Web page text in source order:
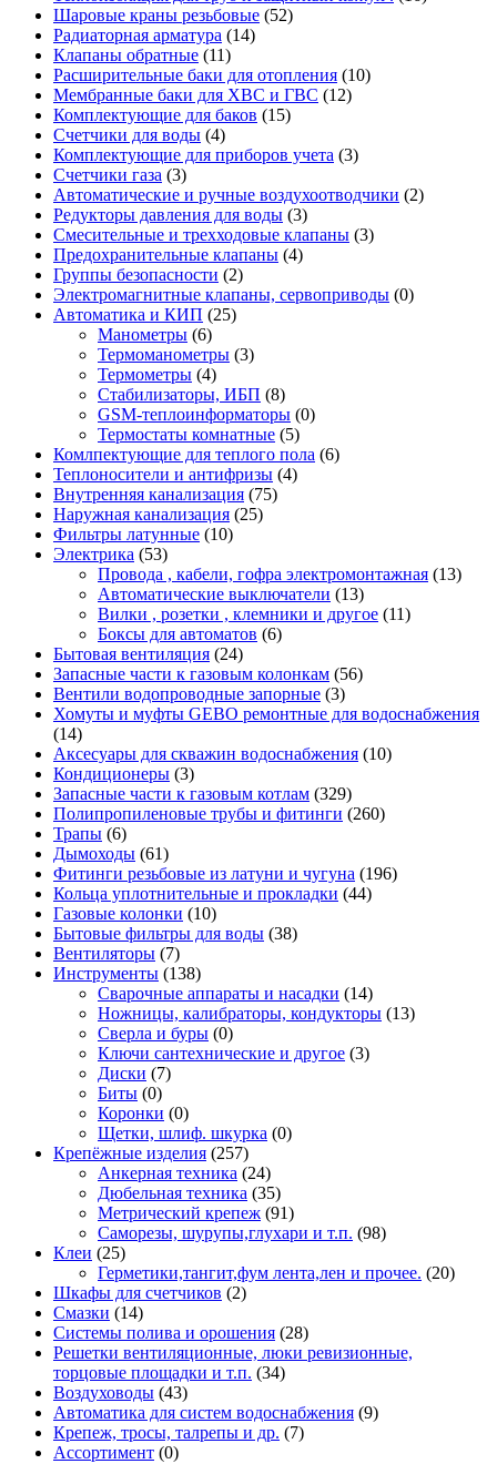
Шаровые краны резьбовые (52)
Радиаторная арматура (14)
Клапаны обратные (11)
Расширительные баки для отопления (10)
Мембранные баки для ХВС и ГВС (12)
Комплектующие для баков (15)
Счетчики для воды (4)
Комплектующие для приборов учета (3)
Счетчики газа (3)
Автоматические и ручные воздухоотводчики (2)
Редукторы давления для воды (3)
Смесительные и трехходовые клапаны (3)
Предохранительные клапаны (4)
Группы безопасности (2)
Электромагнитные клапаны, сервоприводы (0)
Автоматика и КИП (25)
Манометры (6)
Термоманометры (3)
Термометры (4)
Стабилизаторы, ИБП (8)
GSM-теплоинформаторы (0)
Термостаты комнатные (5)
Комлпектующие для теплого пола (6)
Теплоносители и антифризы (4)
Внутренняя канализация (75)
Наружная канализация (25)
Фильтры латунные (10)
Электрика (53)
Провода , кабели, гофра электромонтажная (13)
Автоматические выключатели (13)
Вилки , розетки , клемники и другое (11)
Боксы для автоматов (6)
Бытовая вентиляция (24)
Запасные части к газовым колонкам (56)
Вентили водопроводные запорные (3)
Хомуты и муфты GEBO ремонтные для водоснабжения
(14)
Аксесуары для скважин водоснабжения (10)
Кондиционеры (3)
Запасные части к газовым котлам (329)
Полипропиленовые трубы и фитинги (260)
Трапы (6)
Дымоходы (61)
Фитинги резьбовые из латуни и чугуна (196)
Кольца уплотнительные и прокладки (44)
Газовые колонки (10)
Бытовые фильтры для воды (38)
Вентиляторы (7)
Инструменты (138)
Сварочные аппараты и насадки (14)
Ножницы, калибраторы, кондукторы (13)
Сверла и буры (0)
Ключи сантехнические и другое (3)
Диски (7)
Биты (0)
Коронки (0)
Щетки, шлиф. шкурка (0)
Крепёжные изделия (257)
Анкерная техника (24)
Дюбельная техника (35)
Метрический крепеж (91)
Саморезы, шурупы,глухари и т.п. (98)
Клеи (25)
Герметики,тангит,фум лента,лен и прочее. (20)
Шкафы для счетчиков (2)
Смазки (14)
Системы полива и орошения (28)
Решетки вентиляционные, люки ревизионные,
торцовые площадки и т.п. (34)
Воздуховоды (43)
Автоматика для систем водоснабжения (9)
Крепеж, тросы, талрепы и др. (7)
Ассортимент (0)